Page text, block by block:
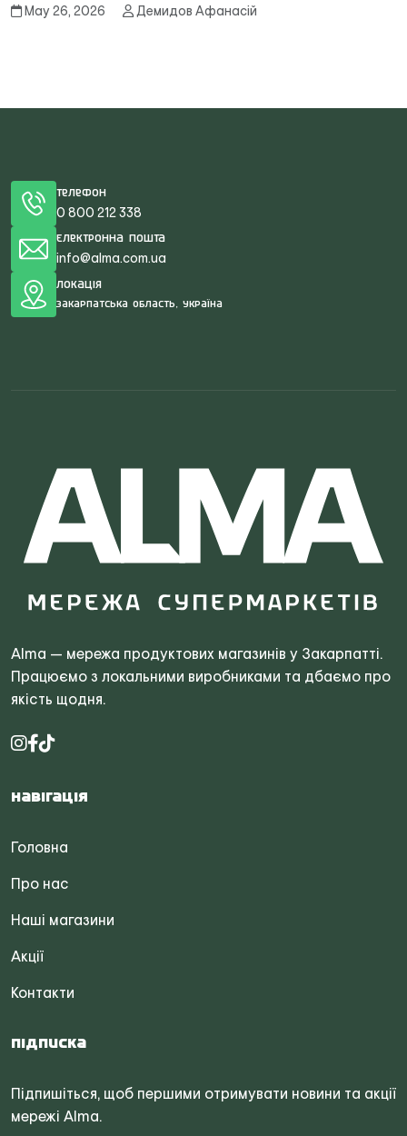
May 26, 2026 Демидов Афанасій
Телефон
0 800 212 338
Електронна пошта
info@alma.com.ua
Локація
Закарпатська область, Україна
Alma — мережа продуктових магазинів у Закарпатті.
Працюємо з локальними виробниками та дбаємо про
якість щодня.
Навігація
Головна
Про нас
Наші магазини
Акції
Контакти
Підписка
Підпишіться, щоб першими отримувати новини та акції
мережі Alma.